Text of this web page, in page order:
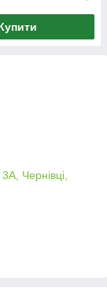
Чернівці,